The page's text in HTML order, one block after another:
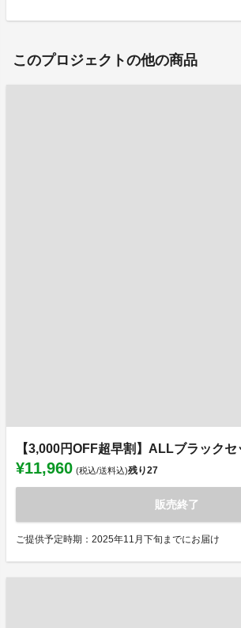
このプロジェクトの他の商品
【3,000円OFF超早割】ALLブラックセ
¥11,960 (税込/送料込)残り27
販売終了
ご提供予定時期：2025年11月下旬までにお届け